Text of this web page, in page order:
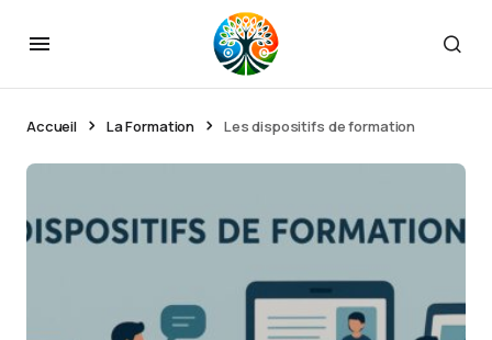
Accueil La Formation Les dispositifs de formation